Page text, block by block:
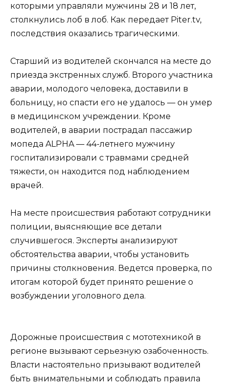
которыми управляли мужчины 28 и 18 лет,
столкнулись лоб в лоб. Как передает Piter.tv,
последствия оказались трагическими.
Старший из водителей скончался на месте до
приезда экстренных служб. Второго участника
аварии, молодого человека, доставили в
больницу, но спасти его не удалось — он умер
в медицинском учреждении. Кроме
водителей, в аварии пострадал пассажир
мопеда ALPHA — 44-летнего мужчину
госпитализировали с травмами средней
тяжести, он находится под наблюдением
врачей.
На месте происшествия работают сотрудники
полиции, выясняющие все детали
случившегося. Эксперты анализируют
обстоятельства аварии, чтобы установить
причины столкновения. Ведется проверка, по
итогам которой будет принято решение о
возбуждении уголовного дела.
Дорожные происшествия с мототехникой в
регионе вызывают серьезную озабоченность.
Власти настоятельно призывают водителей
быть внимательными и соблюдать правила